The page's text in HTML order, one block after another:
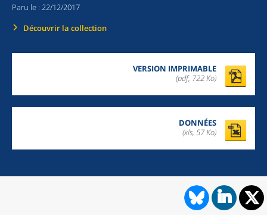
Paru le : 22/12/2017
Découvrir la collection
VERSION IMPRIMABLE
(pdf, 722 Ko)
DONNÉES
(xls, 57 Ko)